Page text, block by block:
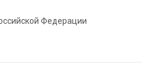
Федерации